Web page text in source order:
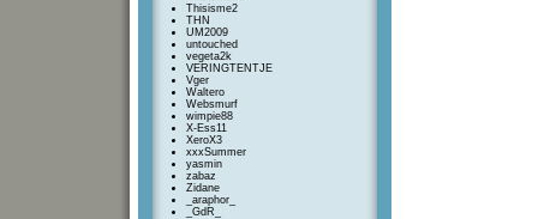
Thisisme2
THN
UM2009
untouched
vegeta2k
VERINGTENTJE
Vger
Waltero
Websmurf
wimpie88
X-Ess11
XeroX3
xxxSummer
yasmin
zabaz
Zidane
_araphor_
_GdR_